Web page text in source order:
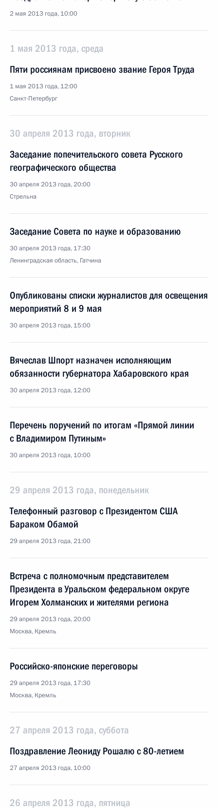
2 мая 2013 года, 10:00
1 мая 2013 года, среда
Пяти россиянам присвоено звание Героя Труда
1 мая 2013 года, 12:00
Санкт-Петербург
30 апреля 2013 года, вторник
Заседание попечительского совета Русского
географического общества
30 апреля 2013 года, 20:00
Стрельна
Заседание Совета по науке и образованию
30 апреля 2013 года, 17:30
Ленинградская область, Гатчина
Опубликованы списки журналистов для освещения
мероприятий 8 и 9 мая
30 апреля 2013 года, 15:00
Вячеслав Шпорт назначен исполняющим
обязанности губернатора Хабаровского края
30 апреля 2013 года, 12:00
Перечень поручений по итогам «Прямой линии
с Владимиром Путиным»
30 апреля 2013 года, 10:00
29 апреля 2013 года, понедельник
Телефонный разговор с Президентом США
Бараком Обамой
29 апреля 2013 года, 21:00
Встреча с полномочным представителем
Президента в Уральском федеральном округе
Игорем Холманских и жителями региона
29 апреля 2013 года, 20:00
Москва, Кремль
Российско-японские переговоры
29 апреля 2013 года, 17:30
Москва, Кремль
27 апреля 2013 года, суббота
Поздравление Леониду Рошалю с 80-летием
27 апреля 2013 года, 10:00
26 апреля 2013 года, пятница